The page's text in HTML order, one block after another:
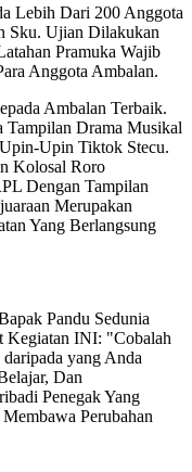
Lebih Dari 200 Anggota
Sku. Ujian Dilakukan
Pramuka Wajib
Anggota Ambalan.
Ambalan Terbaik.
Tampilan Drama Musikal
Upin Tiktok Stecu.
Kolosal Roro
Dengan Tampilan
Merupakan
Yang Berlangsung
Pandu Sedunia
Kegiatan INI: "Cobalah
yang Anda
Dan
Penegak Yang
Perubahan